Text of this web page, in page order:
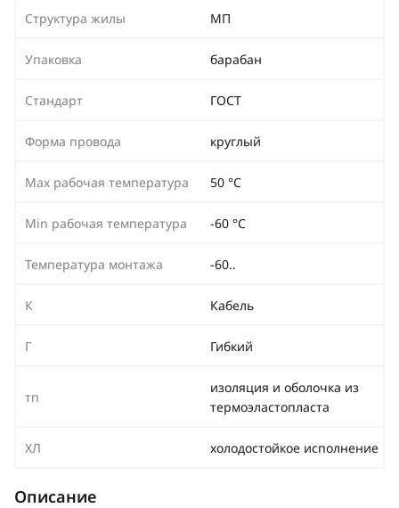
Структура жилы МП
Упаковка барабан
Стандарт ГОСТ
Форма провода круглый
Max рабочая температура 50 °С
Min рабочая температура -60 °С
Температура монтажа -60..
К Кабель
Г Гибкий
тп
изоляция и оболочка из
термоэластопласта
ХЛ холодостойкое исполнение
Описание